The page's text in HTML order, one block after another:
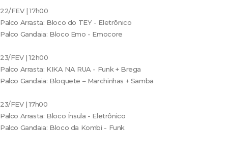
22/FEV | 17h00
Palco Arrasta: Bloco do TEY - Eletrônico
Palco Gandaia: Bloco Emo - Emocore
23/FEV | 12h00
Palco Arrasta: KIKA NA RUA - Funk + Brega
Palco Gandaia: Bloquete – Marchinhas + Samba
23/FEV | 17h00
Palco Arrasta: Bloco Ínsula - Eletrônico
Palco Gandaia: Bloco da Kombi - Funk